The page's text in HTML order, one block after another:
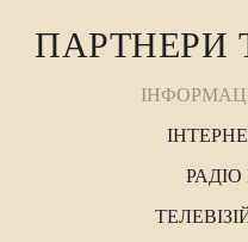
ПАРТНЕРИ